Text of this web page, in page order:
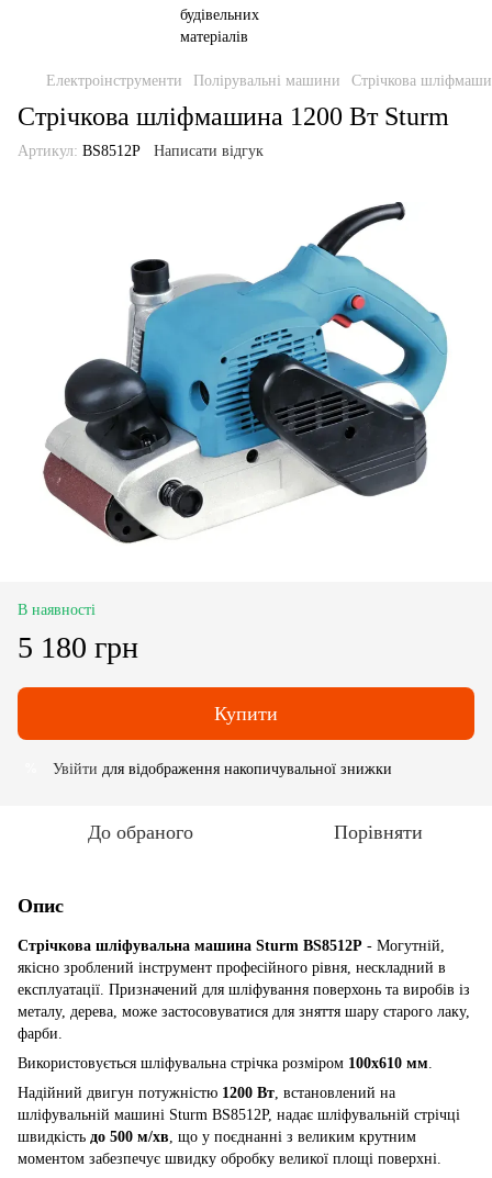
Електроінструменти Полірувальні машини Стрічкова
Стрічкова шліфмашина 1200 Вт Sturm
Артикул: BS8512P Написати відгук
В наявності
5 180 грн
Купити
Увійти для відображення накопичувальної знижки
До обраного Порівняти
Опис
Стрічкова шліфувальна машина Sturm BS8512P - Могутній,
якісно зроблений інструмент професійного рівня, нескладний в
експлуатації. Призначений для шліфування поверхонь та виробів із
металу, дерева, може застосовуватися для зняття шару старого лаку,
фарби.
Використовується шліфувальна стрічка розміром 100x610 мм
Надійний двигун потужністю 1200 Вт , встановлений на
шліфувальній машині Sturm BS8512P, надає шліфувальній стрічці
швидкість до 500 м/хв , що у поєднанні з великим крутним
моментом забезпечує швидку обробку великої площі поверхні.